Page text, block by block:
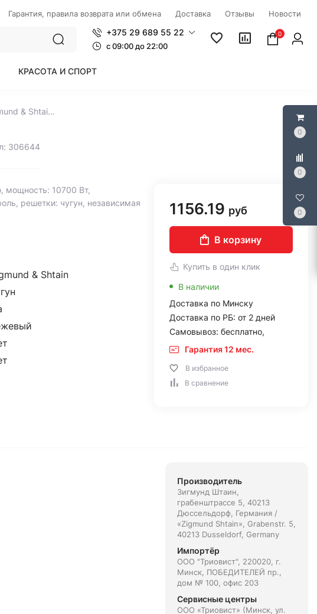
0
0
0
Гарантия, правила возврата или обмена Доставка Отзывы Новости
+375 29 689 55 22
c 09:00 до 22:00
0
КРАСОТА И СПОРТ
Варочная панель Zigmund & Shtain M 26.7 X
306644
мощность: 10700 Вт,
решетки: чугун, независимая
& Shtain
1156.19 руб
В корзину
Купить в один клик
В наличии
Доставка по Минску
Доставка по РБ: от 2 дней
Самовывоз: бесплатно,
Гарантия 12 мес.
В избранное
В сравнение
Производитель
Зигмунд Штаин,
грабенштрассе 5, 40213
Дюссельдорф, Германия /
«Zigmund Shtain», Grabenstr. 5,
40213 Dusseldorf, Germany
Импортёр
ООО "Триовист", 220020, г.
Минск, ПОБЕДИТЕЛЕЙ пр.,
дом № 100, офис 203
Сервисные центры
ООО «Триовист» (Минск, ул.